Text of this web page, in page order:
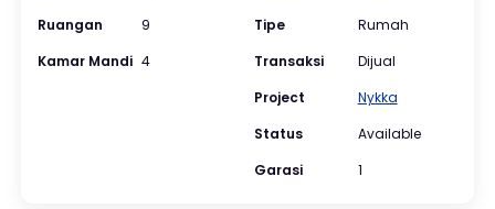
Ruangan
9
Kamar Mandi 4
Tipe
Rumah
Transaksi
Dijual
Project
Nykka
Status
Available
Garasi
1